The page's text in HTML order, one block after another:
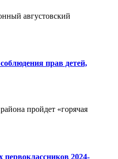
августовский
прав детей,
пройдет «горячая
первоклассников 2024-